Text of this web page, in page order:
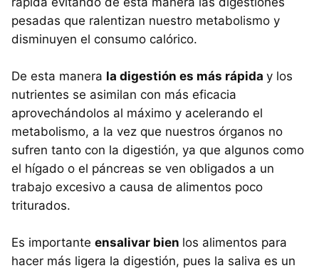
pesadas que ralentizan nuestro metabolismo y
disminuyen el consumo calórico.
De esta manera la digestión es más rápida y los
nutrientes se asimilan con más eficacia
aprovechándolos al máximo y acelerando el
metabolismo, a la vez que nuestros órganos no
sufren tanto con la digestión, ya que algunos como
el hígado o el páncreas se ven obligados a un
trabajo excesivo a causa de alimentos poco
triturados.
Es importante ensalivar bien los alimentos para
hacer más ligera la digestión, pues la saliva es un